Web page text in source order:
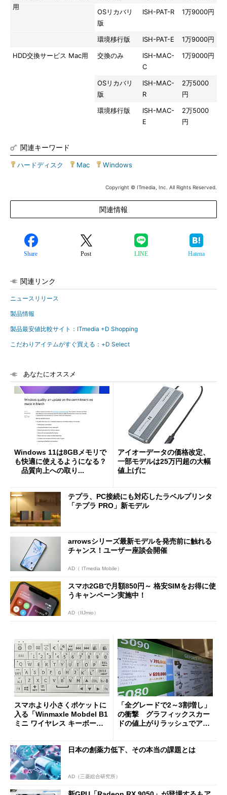
用
OSリカバリ
版
ISH-PAT-R 1万9000円
環境移行版 ISH-PAT-E
1万9000円
HDD交換サービス Mac用
交換のみ
ISH-MAC-
C
1万9000円
OSリカバリ
版
ISH-MAC-
R
2万5000
円
環境移行版
ISH-MAC-
E
2万5000
円
関連キーワード
ハードディスク Mac Windows
Copyright © ITmedia, Inc. All Rights Reserved.
関連情報
Share Post LINE Hatena
関連リンク
ニュースリリース
製品情報
製品最安値比較サイト：ITmedia +D Shopping
こだわりアイテムがすぐ買える：+D Select
あなたにオススメ
Windows 11は8GBメモリで
も快適に使えるようになる？
品質向上への取り...
アイオーデータの価格改定、
一部モデルは25万円超の大幅
値上げに
テプラ、PC接続にも対応したラベルプリンタ
「テプラ PRO」新モデル
arrowsシリーズ最新モデルを発売前に触れる
チャンス！ユーザー座談会開催
AD（ ITmedia Mobile）
スマホ2GBで月額850円～ 格安SIMをお得に使
うキャンペーン実施中！
AD（IIJmio）
スマホより小さくポケットに
入る「Winmaxle Mobdel B1
ミニ ワイヤレス キーボー
「全グレードで2～3割増し」
の衝撃 グラフィックスカー
ドの値上がりラッシュでアキ
日本の創薬力低下、その本当の課題とは
AD（三菱総合研究所）